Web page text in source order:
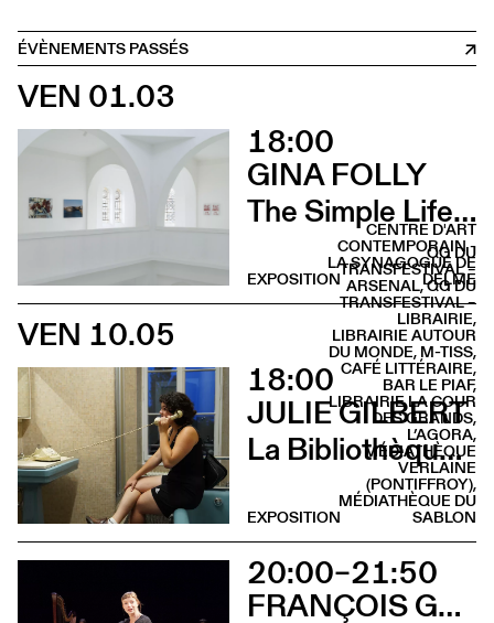
ÉVÈNEMENTS PASSÉS
VEN 01.03
18:00
GINA FOLLY
The Simple Life (Vernissage)
CENTRE D'ART
CONTEMPORAIN -
LA SYNAGOGUE DE
DELME
EXPOSITION
VEN 10.05
18:00
JULIE GILBERT
La Bibliothèque sonore des femmes (Vernissage)
QG DU
TRANSFESTIVAL –
ARSENAL, QG DU
TRANSFESTIVAL –
LIBRAIRIE,
LIBRAIRIE AUTOUR
DU MONDE, M-TISS,
CAFÉ LITTÉRAIRE,
BAR LE PIAF,
LIBRAIRIE LA COUR
DES GRANDS,
L’AGORA,
MÉDIATHÈQUE
VERLAINE
(PONTIFFROY),
MÉDIATHÈQUE DU
SABLON
EXPOSITION
20:00–21:50
FRANÇOIS GREMAUD & SAMANTHA VAN WISSEN